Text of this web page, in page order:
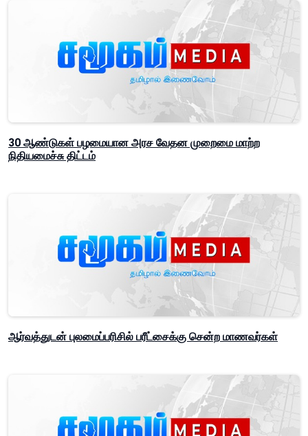
30 ஆண்டுகள் பழமையான அரச வேதன முறைமை மாற்ற
நிதியமைச்சு திட்டம்
ஆர்வத்துடன் புலமைப்பரிசில் பரீட்சைக்கு சென்ற மாணவர்கள்